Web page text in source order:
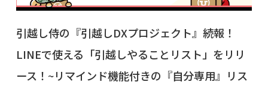
引越し侍の『引越しDXプロジェクト』続報！
LINEで使える「引越しやることリスト」をリリ
ース！~リマインド機能付きの『自分専用』リス